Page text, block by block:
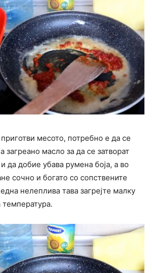
месото, потребно е да се
загреано масло за да се затворат
да добие убава румена боја, а во
сочно и богато со сопствените
нелеплива тава загрејте малку